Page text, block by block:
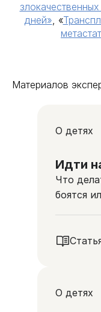
дней», «
Материалов
О детях
Идти
Что
боятся
О детях